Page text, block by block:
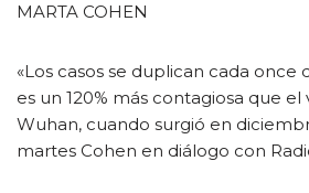
MARTA COHEN
«Los casos se duplican cada once
es un 120% más contagiosa que el
Wuhan, cuando surgió en
martes Cohen en diálogo con